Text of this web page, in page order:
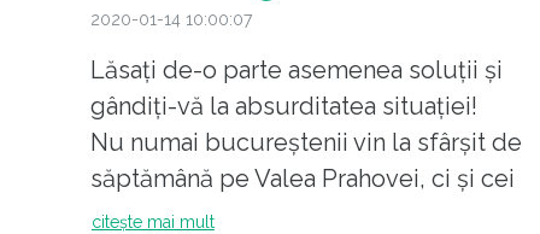
2020-01-14 10:00:07
Lăsați de-o parte asemenea soluții și
gândiți-vă la absurditatea situației!
Nu numai bucureștenii vin la sfârșit de
săptămână pe Valea Prahovei, ci și cei
din Ploiești, Argeș, Ialomița etc., etc.,
citește mai mult